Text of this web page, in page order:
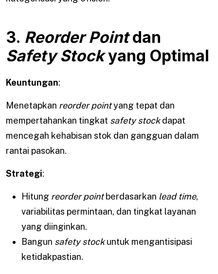
3. Reorder Pointdan
Safety Stockyang Optimal
Keuntungan:
Menetapkan reorder pointyang tepat dan
mempertahankan tingkat safety stockdapat
mencegah kehabisan stok dan gangguan dalam
rantai pasokan.
Strategi:
Hitung reorder pointberdasarkan lead time,
variabilitas permintaan, dan tingkat layanan
yang diinginkan.
Bangun safety stockuntuk mengantisipasi
ketidakpastian.